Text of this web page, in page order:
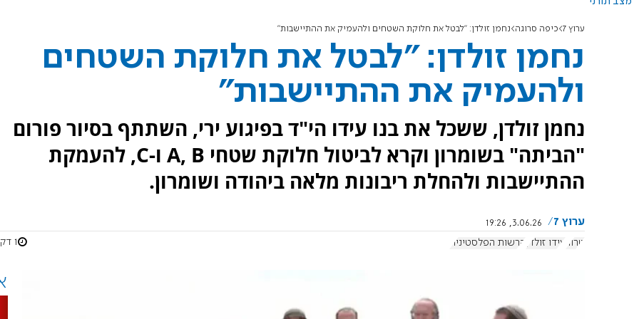
ערוץ 7 כיפה סרוגה נחמן זולדן: "לבטל את חלוקת השטחים ולהעמיק את ההתיישבות"
נחמן זולדן: "לבטל את חלוקת השטחים
ולהעמיק את ההתיישבות"
נחמן זולדן, ששכל את בנו עידו הי"ד בפיגוע ירי, השתתף בסיור פורום
"הביתה" בשומרון וקרא לביטול חלוקת שטחי A, B ו-C, להעמקת
ההתיישבות ולהחלת ריבונות מלאה ביהודה ושומרון.
ערוץ 7
3.06.26, 19:26
טרור
עידו זולדן הרשות הפלסטינית 1 דקות